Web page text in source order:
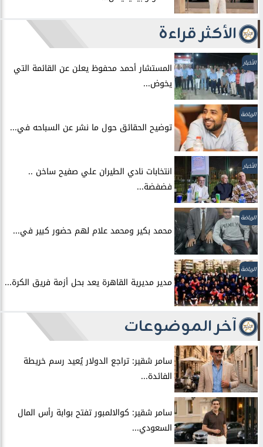
الأكثر قراءة
الأخبار
المستشار أحمد محفوظ يعلن عن القائمة التي
يخوض...
الرياضة
توضيح الحقائق حول ما نشر عن السباحه في...
الأخبار
انتخابات نادي الطيران علي صفيح ساخن ..
فضفضة...
الرياضة
محمد بكير ومحمد علام لهم حضور كبير في...
الرياضة
مدير مديرية القاهرة يعد بحل أزمة فريق الكرة...
آخر الموضوعات
سامر شقير: تراجع الدولار يُعيد رسم خريطة
الفائدة...
سامر شقير: كوالالمبور تفتح بوابة رأس المال
السعودي...